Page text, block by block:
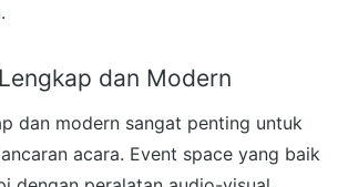
dan Modern
dan modern sangat penting untuk
acara. Event space yang baik